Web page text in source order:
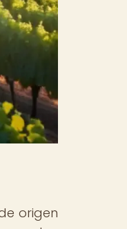
origen